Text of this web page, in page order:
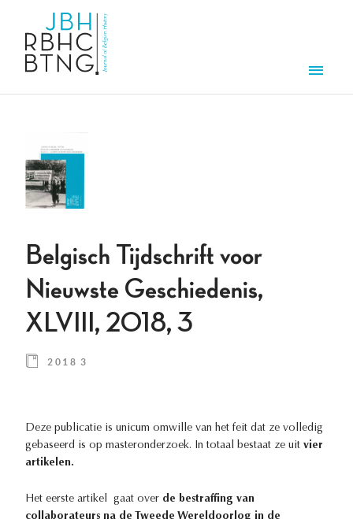
Belgisch Tijdschrift voor
Nieuwste Geschiedenis,
XLVIII, 2018, 3
2018 3
Deze publicatie is unicum omwille van het feit dat ze volledig
gebaseerd is op masteronderzoek. In totaal bestaat ze uit vier
artikelen.
Het eerste artikel gaat over de bestraffing van
collaborateurs na de Tweede Wereldoorlog in de